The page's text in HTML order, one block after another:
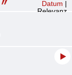
Datum |
Relevanz